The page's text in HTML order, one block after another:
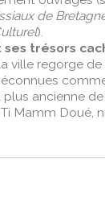
de
).
trésors
ville regorge
plus ancienne
Mamm Doué,